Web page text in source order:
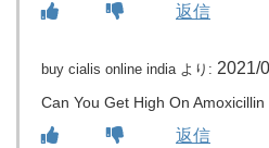
返信
buy cialis online india より: 2021/
Can You Get High On Amoxicillin
返信